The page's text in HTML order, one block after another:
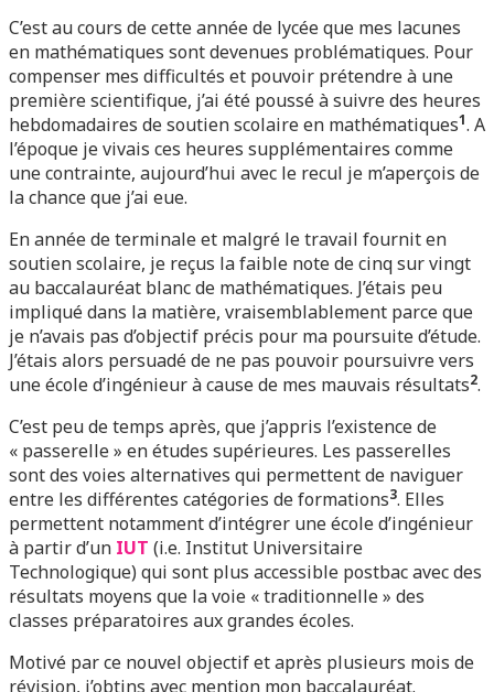
C’est au cours de cette année de lycée que mes lacunes
en mathématiques sont devenues problématiques. Pour
compenser mes difficultés et pouvoir prétendre à une
première scientifique, j’ai été poussé à suivre des heures
hebdomadaires de soutien scolaire en mathématiques1. A
l’époque je vivais ces heures supplémentaires comme
une contrainte, aujourd’hui avec le recul je m’aperçois de
la chance que j’ai eue.
En année de terminale et malgré le travail fournit en
soutien scolaire, je reçus la faible note de cinq sur vingt
au baccalauréat blanc de mathématiques. J’étais peu
impliqué dans la matière, vraisemblablement parce que
je n’avais pas d’objectif précis pour ma poursuite d’étude.
J’étais alors persuadé de ne pas pouvoir poursuivre vers
une école d’ingénieur à cause de mes mauvais résultats2.
C’est peu de temps après, que j’appris l’existence de
« passerelle » en études supérieures. Les passerelles
sont des voies alternatives qui permettent de naviguer
entre les différentes catégories de formations3. Elles
permettent notamment d’intégrer une école d’ingénieur
à partir d’un IUT (i.e. Institut Universitaire
Technologique) qui sont plus accessible postbac avec des
résultats moyens que la voie « traditionnelle » des
classes préparatoires aux grandes écoles.
Motivé par ce nouvel objectif et après plusieurs mois de
révision, j’obtins avec mention mon baccalauréat.